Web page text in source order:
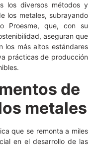
los diversos métodos y
los metales, subrayando
Proesme, que, con su
aseguran que
los más altos estándares
prácticas de producción
de
metales
que se remonta a miles
en el desarrollo de las